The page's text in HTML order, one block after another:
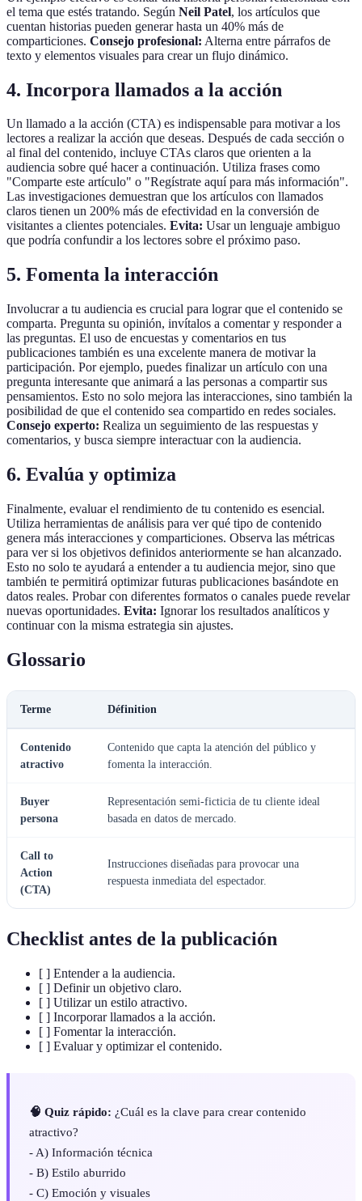
el tema que estés tratando. Según Neil Patel, los artículos que
cuentan historias pueden generar hasta un 40% más de
comparticiones. Consejo profesional: Alterna entre párrafos de
texto y elementos visuales para crear un flujo dinámico.
4. Incorpora llamados a la acción
Un llamado a la acción (CTA) es indispensable para motivar a los
lectores a realizar la acción que deseas. Después de cada sección o
al final del contenido, incluye CTAs claros que orienten a la
audiencia sobre qué hacer a continuación. Utiliza frases como
"Comparte este artículo" o "Regístrate aquí para más información".
Las investigaciones demuestran que los artículos con llamados
claros tienen un 200% más de efectividad en la conversión de
visitantes a clientes potenciales. Evita: Usar un lenguaje ambiguo
que podría confundir a los lectores sobre el próximo paso.
5. Fomenta la interacción
Involucrar a tu audiencia es crucial para lograr que el contenido se
comparta. Pregunta su opinión, invítalos a comentar y responder a
las preguntas. El uso de encuestas y comentarios en tus
publicaciones también es una excelente manera de motivar la
participación. Por ejemplo, puedes finalizar un artículo con una
pregunta interesante que animará a las personas a compartir sus
pensamientos. Esto no solo mejora las interacciones, sino también la
posibilidad de que el contenido sea compartido en redes sociales.
Consejo experto: Realiza un seguimiento de las respuestas y
comentarios, y busca siempre interactuar con la audiencia.
6. Evalúa y optimiza
Finalmente, evaluar el rendimiento de tu contenido es esencial.
Utiliza herramientas de análisis para ver qué tipo de contenido
genera más interacciones y comparticiones. Observa las métricas
para ver si los objetivos definidos anteriormente se han alcanzado.
Esto no solo te ayudará a entender a tu audiencia mejor, sino que
también te permitirá optimizar futuras publicaciones basándote en
datos reales. Probar con diferentes formatos o canales puede revelar
nuevas oportunidades. Evita: Ignorar los resultados analíticos y
continuar con la misma estrategia sin ajustes.
Glossario
Terme Définition
Contenido
atractivo
Contenido que capta la atención del público y
fomenta la interacción.
Buyer
persona
Representación semi-ficticia de tu cliente ideal
basada en datos de mercado.
Call to
Action
(CTA)
Instrucciones diseñadas para provocar una
respuesta inmediata del espectador.
Checklist antes de la publicación
[ ] Entender a la audiencia.
[ ] Definir un objetivo claro.
[ ] Utilizar un estilo atractivo.
[ ] Incorporar llamados a la acción.
[ ] Fomentar la interacción.
[ ] Evaluar y optimizar el contenido.
🧠 Quiz rápido: ¿Cuál es la clave para crear contenido
atractivo?
- A) Información técnica
- B) Estilo aburrido
- C) Emoción y visuales